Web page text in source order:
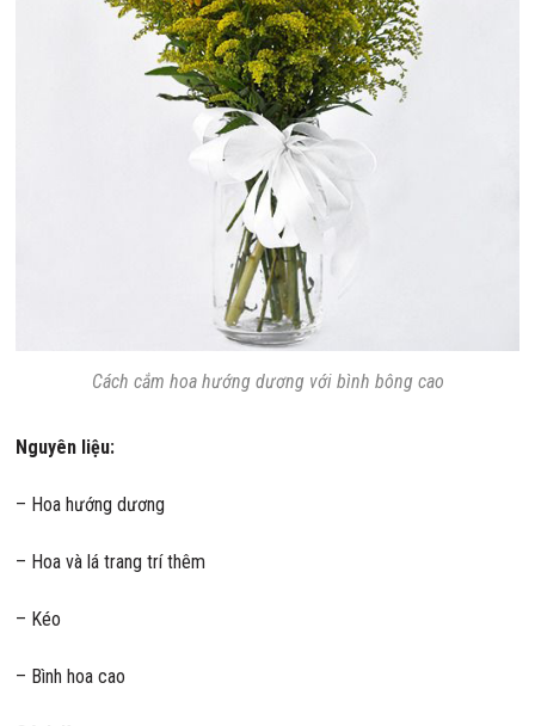
Cách cắm hoa hướng dương với bình bông cao
Nguyên liệu:
– Hoa hướng dương
– Hoa và lá trang trí thêm
– Kéo
– Bình hoa cao